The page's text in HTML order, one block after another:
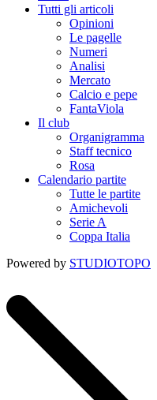
Tutti gli articoli
Opinioni
Le pagelle
Numeri
Analisi
Mercato
Calcio e pepe
FantaViola
Il club
Organigramma
Staff tecnico
Rosa
Calendario partite
Tutte le partite
Amichevoli
Serie A
Coppa Italia
Powered by STUDIOTOPO